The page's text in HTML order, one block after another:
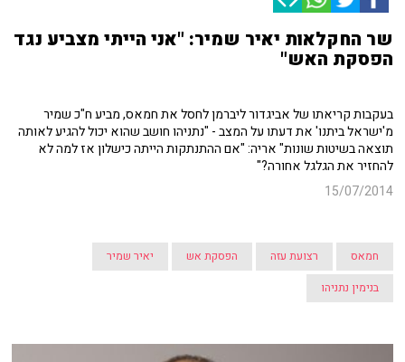
שר החקלאות יאיר שמיר: "אני הייתי מצביע נגד
הפסקת האש"
בעקבות קריאתו של אביגדור ליברמן לחסל את חמאס, מביע ח"כ שמיר
מ'ישראל ביתנו' את דעתו על המצב - "נתניהו חושב שהוא יכול להגיע לאותה
תוצאה בשיטות שונות" אריה: "אם ההתנתקות הייתה כישלון אז למה לא
להחזיר את הגלגל אחורה?"
15/07/2014
חמאס רצועת עזה הפסקת אש
יאיר שמיר
בנימין נתניהו